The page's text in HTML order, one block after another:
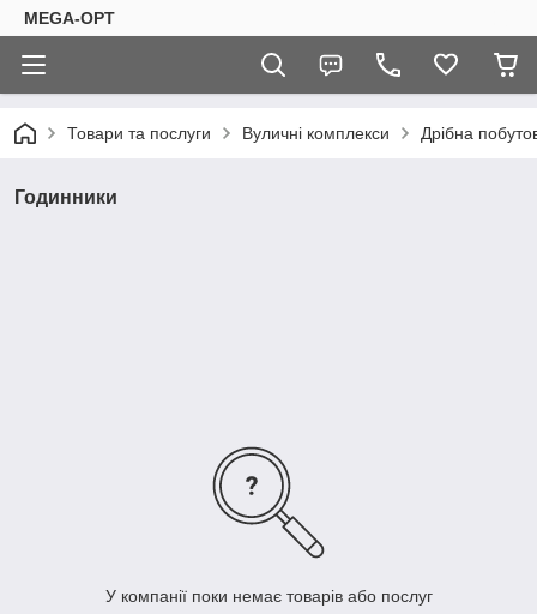
MEGA-OPT
Товари та послуги Вуличні комплекси Дрібна
Годинники
У компанії поки немає товарів або послуг